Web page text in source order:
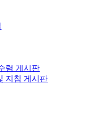
렴 게시판
지침 게시판